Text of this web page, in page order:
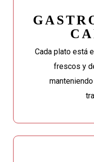
Cada plato está
frescos y